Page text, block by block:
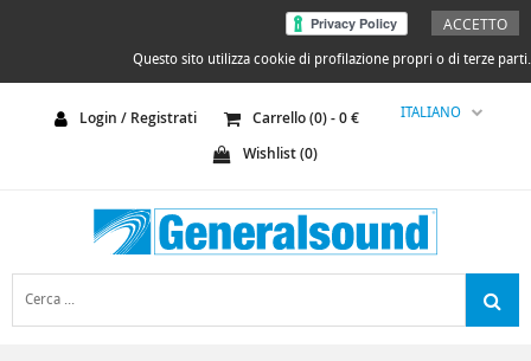
ACCETTO
Questo sito utilizza cookie di profilazione propri o di terze parti.
ITALIANO
Login / Registrati Carrello (0) -0€
Wishlist (0)